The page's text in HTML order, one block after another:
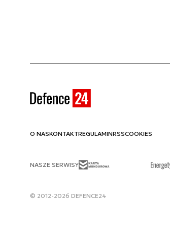
O NASKONTAKTREGULAMINRSSCOOKIES
NASZE SERWISY
© 2012-2026 DEFENCE24